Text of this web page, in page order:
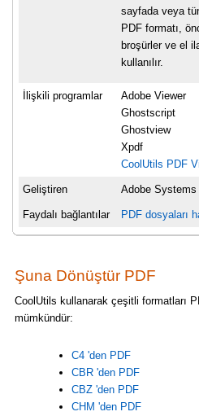
sayfada veya
PDF formatı,
broşürler ve el
kullanılır.
İlişkili programlar
Adobe Viewer
Ghostscript
Ghostview
Xpdf
CoolUtils PDF
Geliştiren Adobe Systems
Faydalı bağlantılar PDF dosyaları
Şuna Dönüştür PDF
CoolUtils kullanarak çeşitli formatları
mümkündür:
C4 'den PDF
CBR 'den PDF
CBZ 'den PDF
CHM 'den PDF